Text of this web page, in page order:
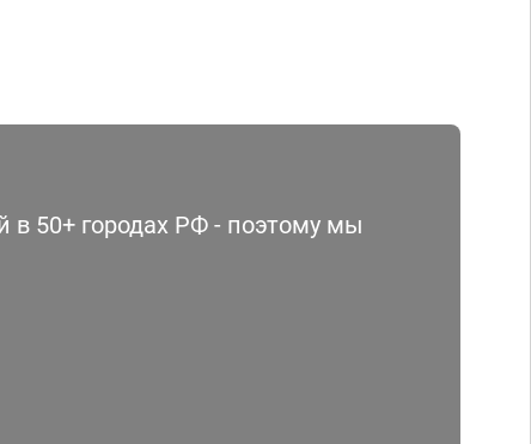
50+ городах РФ - поэтому мы